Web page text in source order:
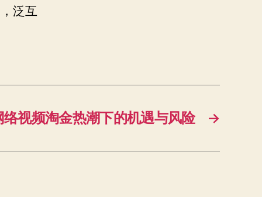
泛互
→
络视频淘金热潮下的机遇与风险